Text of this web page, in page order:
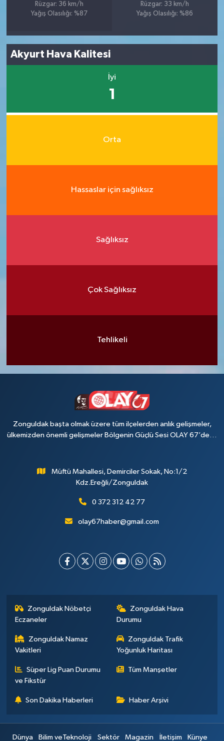
Rüzgar: 36 km/h
Yağış Olasılığı: %87
Rüzgar: 33 km/h
Yağış Olasılığı: %86
Akyurt Hava Kalitesi
İyi
1
Orta
Hassaslar için sağlıksız
Sağlıksız
Çok Sağlıksız
Tehlikeli
Zonguldak başta olmak üzere tüm ilçelerden anlık gelişmeler,
ülkemizden önemli gelişmeler Bölgenin Güçlü Sesi OLAY 67’de…
Müftü Mahallesi, Demirciler Sokak, No:1/2
Kdz.Ereğli/Zonguldak
0 372 312 42 77
olay67haber@gmail.com
Zonguldak Nöbetçi
Eczaneler
Zonguldak Hava
Durumu
Zonguldak Namaz
Vakitleri
Zonguldak Trafik
Yoğunluk Haritası
Süper Lig Puan Durumu
ve Fikstür
Tüm Manşetler
Son Dakika Haberleri Haber Arşivi
Dünya Bilim veTeknoloji Sektör Magazin İletişim Künye